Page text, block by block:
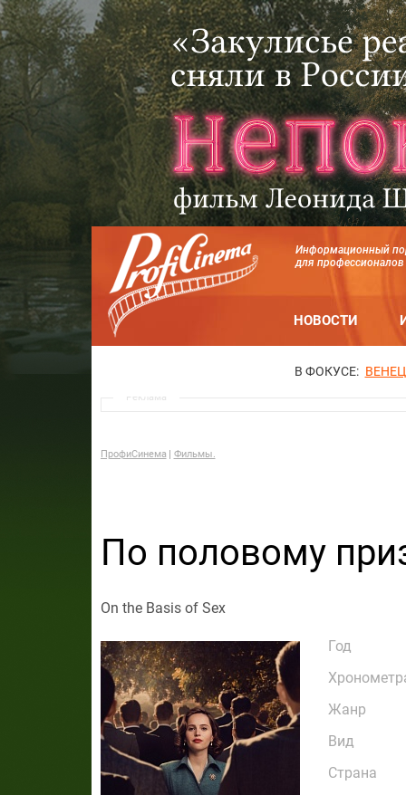
Информационный
для профессионалов
НОВОСТИ
В ФОКУСЕ:
Реклама
ПрофиСинема Фильмы.
По половому
On the Basis of Sex
Год
Жанр
Вид
Страна